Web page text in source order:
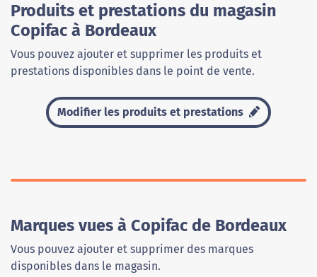
Produits et prestations du magasin
Copifac à Bordeaux
Vous pouvez ajouter et supprimer les produits et
prestations disponibles dans le point de vente.
Modifier les produits et prestations
Marques vues à Copifac de Bordeaux
Vous pouvez ajouter et supprimer des marques
disponibles dans le magasin.